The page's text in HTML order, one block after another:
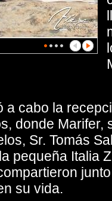
a cabo la
donde Marifer,
Sr. Tomás
pequeña Italia
su vida.